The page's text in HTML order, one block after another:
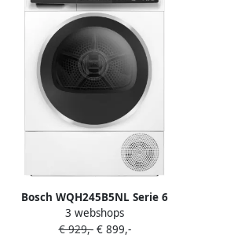
Bosch WQH245B5NL Serie 6
Warmtepompdroger Wasdroger 9 kg
Blijvend energiezuinig door
3 webshops
€ 929,-€ 899,-